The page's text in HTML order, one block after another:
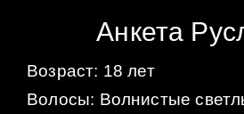
Анкета
Возраст: 18 лет
Волосы: Волнистые